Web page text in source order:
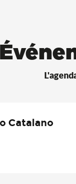
Catalano